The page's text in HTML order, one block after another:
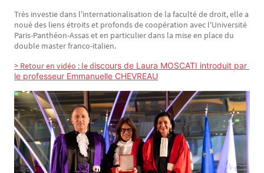
Très investie dans l'internationalisation de la faculté de droit, elle a
noué des liens étroits et profonds de coopération avec l'Université
Paris-Panthéon-Assas et en particulier dans la mise en place du
double master franco-italien.
> Retour en vidéo : le discours de Laura MOSCATI introduit par
le professeur Emmanuelle CHEVREAU
Image